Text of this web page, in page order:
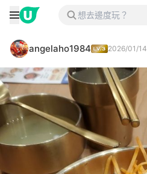
angelaho1984 2026/01/14